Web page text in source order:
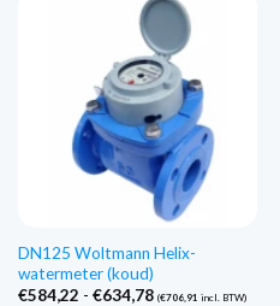
DN125 Woltmann Helix-
watermeter (koud)
€584,22 - €634,78Prijsklasse:
(€706,91 incl. BTW)